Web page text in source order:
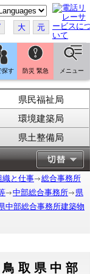
大 元
探す 防災 緊急 メニュー
県民福祉局
環境建築局
県土整備局
織と仕事
総合事務所
中部総合事務所
県
中部総合事務所建築物
取県中部